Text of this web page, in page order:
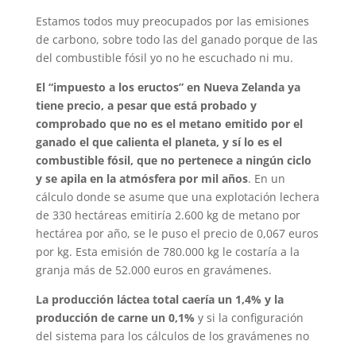
Estamos todos muy preocupados por las emisiones
de carbono, sobre todo las del ganado porque de las
del combustible fósil yo no he escuchado ni mu.
El “impuesto a los eructos” en Nueva Zelanda ya
tiene precio, a pesar que está probado y
comprobado que no es el metano emitido por el
ganado el que calienta el planeta, y sí lo es el
combustible fósil, que no pertenece a ningún ciclo
y se apila en la atmósfera por mil años. En un
cálculo donde se asume que una explotación lechera
de 330 hectáreas emitiría 2.600 kg de metano por
hectárea por año, se le puso el precio de 0,067 euros
por kg. Esta emisión de 780.000 kg le costaría a la
granja más de 52.000 euros en gravámenes.
La producción láctea total caería un 1,4% y la
producción de carne un 0,1% y si la configuración
del sistema para los cálculos de los gravámenes no